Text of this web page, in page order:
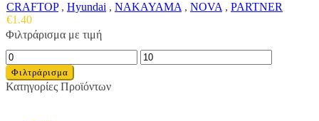
CRAFTOP, Hyundai , NAKAYAMA , NOVA , PARTNER
€1.40
Φιλτράρισμα με τιμή
Ελάχιστη
τιμή
Μέγιστη
τιμή
Φιλτράρισμα
Κατηγορίες Προϊόντων